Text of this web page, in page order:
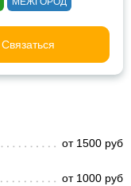
Связаться
от 1500 руб
от 1000 руб